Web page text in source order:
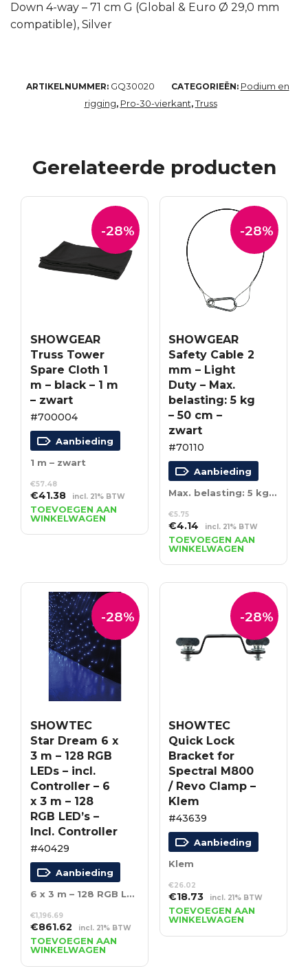
Down 4-way – 71 cm G (Global & Euro Ø 29,0 mm
compatible), Silver
ARTIKELNUMMER: GQ30020 CATEGORIEËN: Podium en
rigging, Pro-30-vierkant,Truss
Gerelateerde producten
-28%
SHOWGEAR
Truss Tower
Spare Cloth 1
m – black – 1 m
– zwart
#700004
Aanbieding
1 m – zwart
€57.48
Oorspronkelijke
prijs
was:
€57.48.
€41.38Huidige
prijs
is:
€41.38.
incl. 21% BTW
TOEVOEGEN AAN
WINKELWAGEN
-28%
SHOWGEAR
Safety Cable 2
mm – Light
Duty – Max.
belasting: 5 kg
– 50 cm –
zwart
#70110
Aanbieding
Max. belasting: 5 kg – 50 cm – zwart
€5.75
Oorspronkelijke
prijs
was:
€5.75.
€4.14 Huidige
prijs
is:
€4.14.
incl. 21% BTW
TOEVOEGEN AAN
WINKELWAGEN
-28%
SHOWTEC
Star Dream 6 x
3 m – 128 RGB
LEDs – incl.
Controller – 6
x 3 m – 128
RGB LED’s –
Incl. Controller
#40429
Aanbieding
6 x 3 m – 128 RGB LED’s – Incl. Controller
€1,196.69
Oorspronkelijke
prijs
was:
€1,196.69.
€861.62Huidige
prijs
is:
€861.62.
incl. 21% BTW
TOEVOEGEN AAN
WINKELWAGEN
-28%
SHOWTEC
Quick Lock
Bracket for
Spectral M800
/ Revo Clamp –
Klem
#43639
Aanbieding
Klem
€26.02
Oorspronkelijke
prijs
was:
€26.02.
€18.73Huidige
prijs
is:
€18.73.
incl. 21% BTW
TOEVOEGEN AAN
WINKELWAGEN